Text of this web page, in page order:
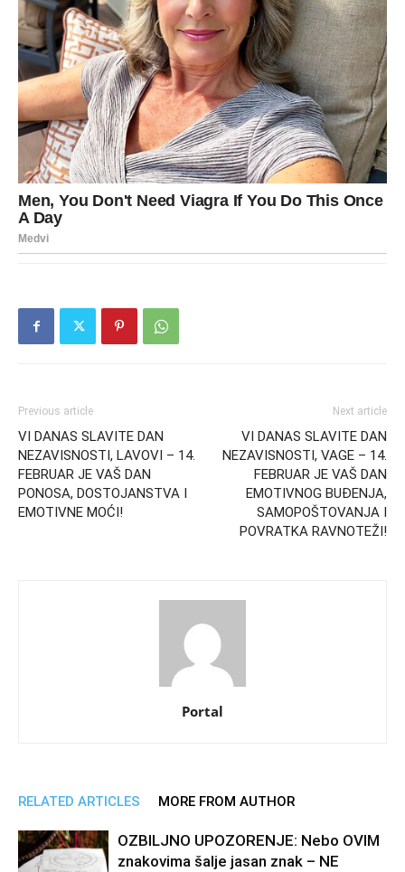
Previous article
VI DANAS SLAVITE DAN
NEZAVISNOSTI, LAVOVI – 14.
FEBRUAR JE VAŠ DAN
PONOSA, DOSTOJANSTVA I
EMOTIVNE MOĆI!
Next article
VI DANAS SLAVITE DAN
NEZAVISNOSTI, VAGE – 14.
FEBRUAR JE VAŠ DAN
EMOTIVNOG BUĐENJA,
SAMOPOŠTOVANJA I
POVRATKA RAVNOTEŽI!
Portal
RELATED ARTICLES MORE FROM AUTHOR
OZBILJNO UPOZORENJE: Nebo OVIM
znakovima šalje jasan znak – NE